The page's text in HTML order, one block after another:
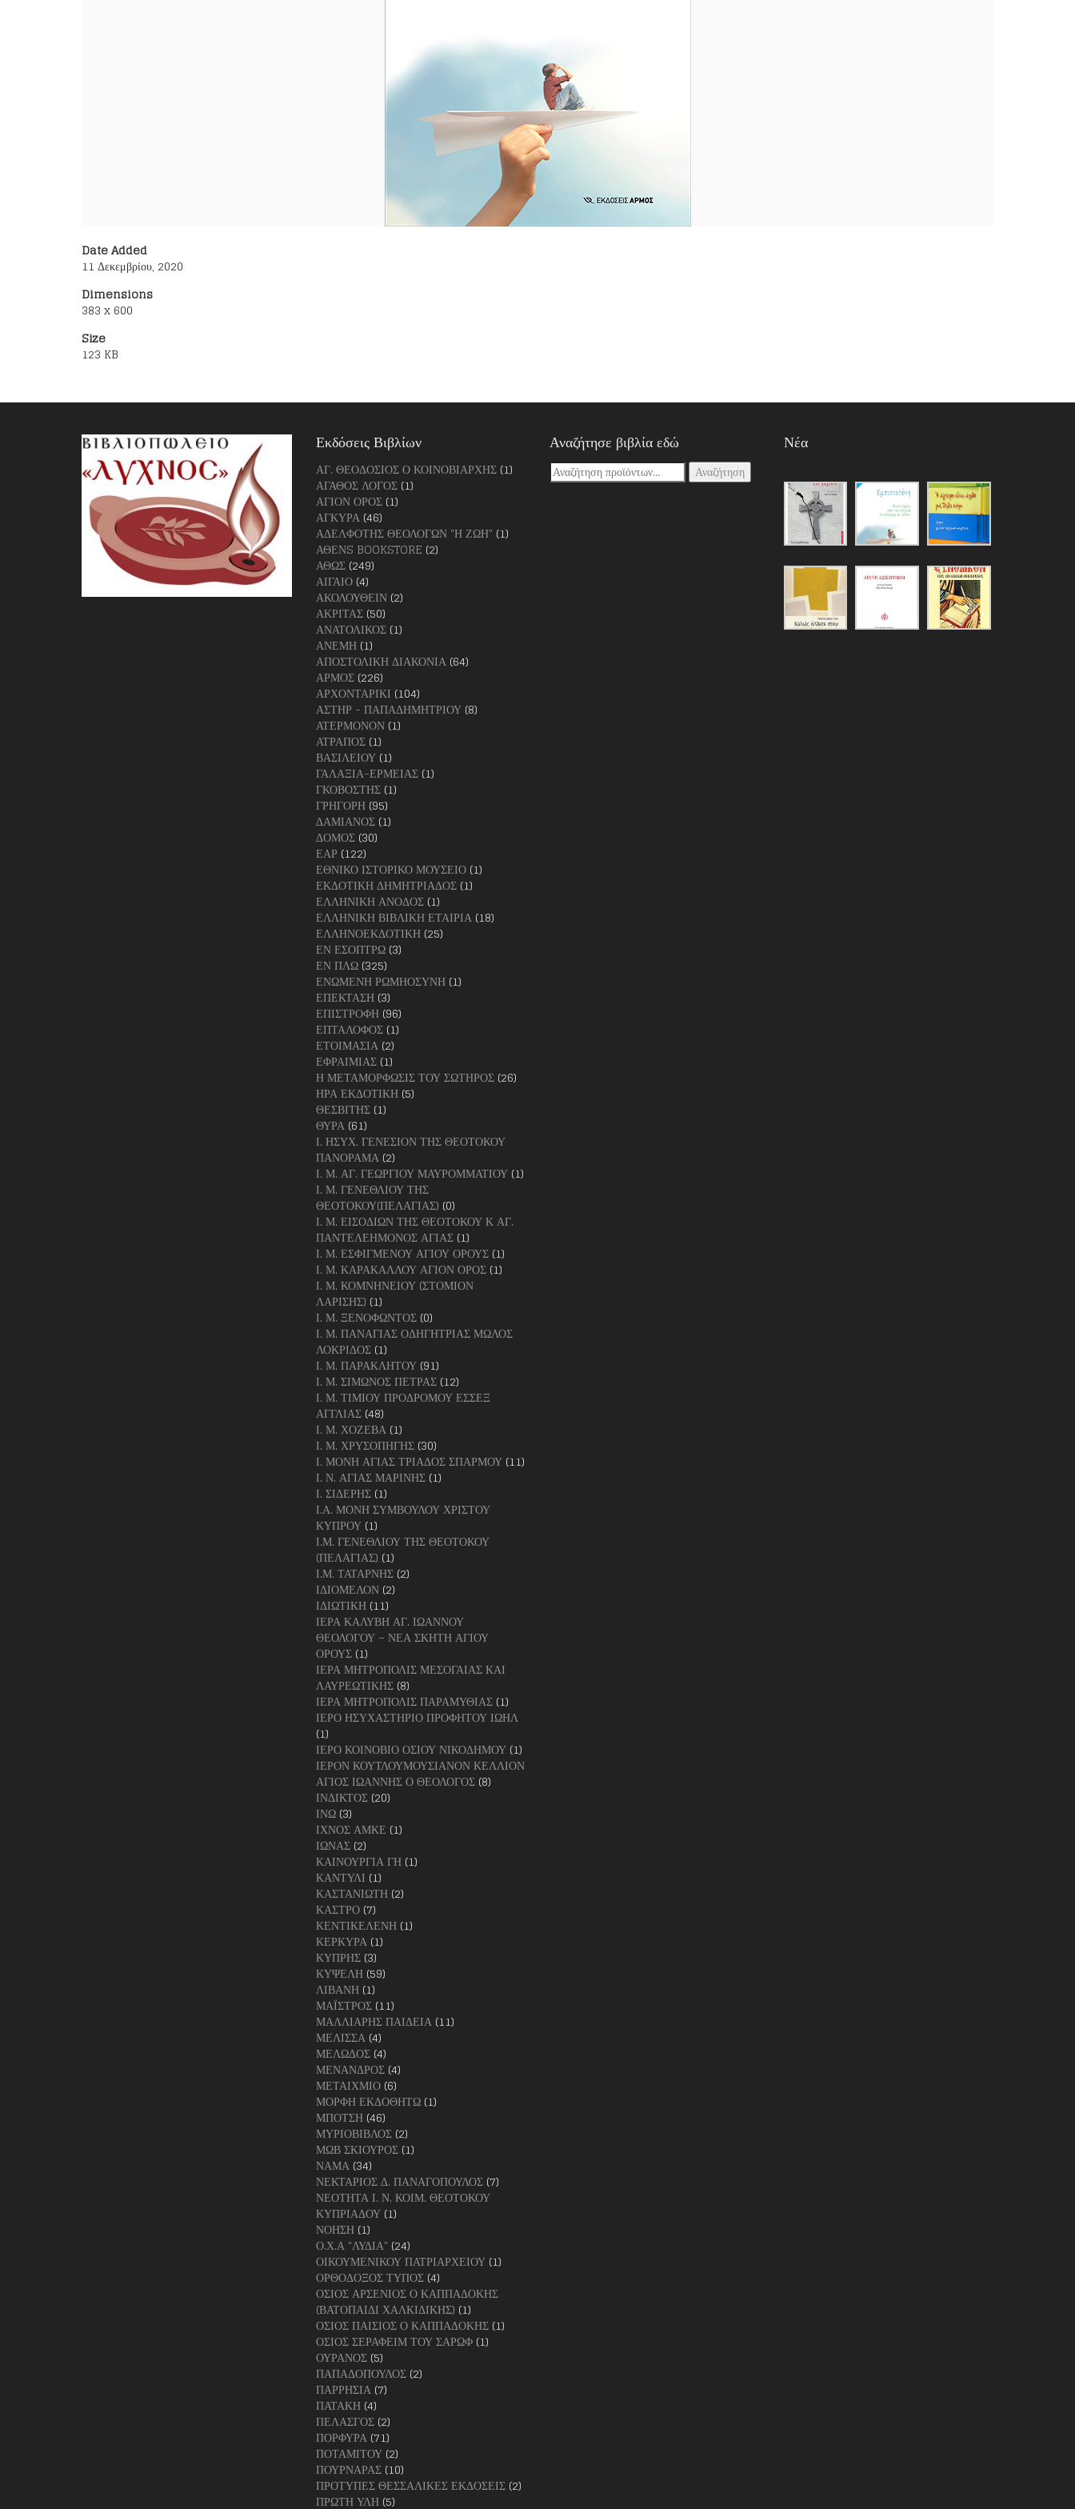
Date Added
11 Δεκεμβρίου, 2020
Dimensions
383 x 600
Size
123 KB
Εκδόσεις Βιβλίων
ΑΓ. ΘΕΟΔΟΣΙΟΣ Ο ΚΟΙΝΟΒΙΑΡΧΗΣ (1)
ΑΓΑΘΟΣ ΛΟΓΟΣ (1)
ΑΓΙΟΝ ΟΡΟΣ (1)
ΑΓΚΥΡΑ (46)
ΑΔΕΛΦΟΤΗΣ ΘΕΟΛΟΓΩΝ "Η ΖΩΗ" (1)
ΑΘΕΝS BOOKSTORE (2)
ΑΘΩΣ (249)
ΑΙΓΑΙΟ (4)
ΑΚΟΛΟΥΘΕΙΝ (2)
ΑΚΡΙΤΑΣ (50)
ΑΝΑΤΟΛΙΚΟΣ (1)
ΑΝΕΜΗ (1)
ΑΠΟΣΤΟΛΙΚΗ ΔΙΑΚΟΝΙΑ (64)
ΑΡΜΟΣ (226)
ΑΡΧΟΝΤΑΡΙΚΙ (104)
ΑΣΤΗΡ - ΠΑΠΑΔΗΜΗΤΡΙΟΥ (8)
ΑΤΕΡΜΟΝΟΝ (1)
ΑΤΡΑΠΟΣ (1)
ΒΑΣΙΛΕΙΟΥ (1)
ΓΑΛΑΞΙΑ-ΕΡΜΕΙΑΣ (1)
ΓΚΟΒΟΣΤΗΣ (1)
ΓΡΗΓΟΡΗ (95)
ΔΑΜΙΑΝΟΣ (1)
ΔΟΜΟΣ (30)
ΕΑΡ (122)
ΕΘΝΙΚΟ ΙΣΤΟΡΙΚΟ ΜΟΥΣΕΙΟ (1)
ΕΚΔΟΤΙΚΗ ΔΗΜΗΤΡΙΑΔΟΣ (1)
ΕΛΛΗΝΙΚΗ ΑΝΟΔΟΣ (1)
ΕΛΛΗΝΙΚΗ ΒΙΒΛΙΚΗ ΕΤΑΙΡΙΑ (18)
ΕΛΛΗΝΟΕΚΔΟΤΙΚΗ (25)
ΕΝ ΕΣΟΠΤΡΩ (3)
ΕΝ ΠΛΩ (325)
ΕΝΩΜΕΝΗ ΡΩΜΗΟΣΥΝΗ (1)
ΕΠΕΚΤΑΣΗ (3)
ΕΠΙΣΤΡΟΦΗ (96)
ΕΠΤΑΛΟΦΟΣ (1)
ΕΤΟΙΜΑΣΙΑ (2)
ΕΦΡΑΙΜΙΑΣ (1)
Η ΜΕΤΑΜΟΡΦΩΣΙΣ ΤΟΥ ΣΩΤΗΡΟΣ (26)
ΗΡΑ ΕΚΔΟΤΙΚΗ (5)
ΘΕΣΒΙΤΗΣ (1)
ΘΥΡΑ (61)
Ι. ΗΣΥΧ. ΓΕΝΕΣΙΟΝ ΤΗΣ ΘΕΟΤΟΚΟΥ
ΠΑΝΟΡΑΜΑ (2)
Ι. Μ. ΑΓ. ΓΕΩΡΓΙΟΥ ΜΑΥΡΟΜΜΑΤΙΟΥ (1)
Ι. Μ. ΓΕΝΕΘΛΙΟΥ ΤΗΣ
ΘΕΟΤΟΚΟΥ(ΠΕΛΑΓΙΑΣ) (0)
Ι. Μ. ΕΙΣΟΔΙΩΝ ΤΗΣ ΘΕΟΤΟΚΟΥ Κ ΑΓ.
ΠΑΝΤΕΛΕΗΜΟΝΟΣ ΑΓΙΑΣ (1)
Ι. Μ. ΕΣΦΙΓΜΕΝΟΥ ΑΓΙΟΥ ΟΡΟΥΣ (1)
Ι. Μ. ΚΑΡΑΚΑΛΛΟΥ ΑΓΙΟΝ ΟΡΟΣ (1)
Ι. Μ. ΚΟΜΝΗΝΕΙΟΥ (ΣΤΟΜΙΟΝ
ΛΑΡΙΣΗΣ) (1)
Ι. Μ. ΞΕΝΟΦΩΝΤΟΣ (0)
Ι. Μ. ΠΑΝΑΓΙΑΣ ΟΔΗΓΗΤΡΙΑΣ ΜΩΛΟΣ
ΛΟΚΡΙΔΟΣ (1)
Ι. Μ. ΠΑΡΑΚΛΗΤΟΥ (91)
Ι. Μ. ΣΙΜΩΝΟΣ ΠΕΤΡΑΣ (12)
Ι. Μ. ΤΙΜΙΟΥ ΠΡΟΔΡΟΜΟΥ ΕΣΣΕΞ
ΑΓΓΛΙΑΣ (48)
Ι. Μ. ΧΟΖΕΒΑ (1)
Ι. Μ. ΧΡΥΣΟΠΗΓΗΣ (30)
Ι. ΜΟΝΗ ΑΓΙΑΣ ΤΡΙΑΔΟΣ ΣΠΑΡΜΟΥ (11)
Ι. Ν. ΑΓΙΑΣ ΜΑΡΙΝΗΣ (1)
Ι. ΣΙΔΕΡΗΣ (1)
Ι.Α. ΜΟΝΗ ΣΥΜΒΟΥΛΟΥ ΧΡΙΣΤΟΥ
ΚΥΠΡΟΥ (1)
Ι.Μ. ΓΕΝΕΘΛΙΟΥ ΤΗΣ ΘΕΟΤΟΚΟΥ
(ΠΕΛΑΓΙΑΣ) (1)
Ι.Μ. ΤΑΤΑΡΝΗΣ (2)
ΙΔΙΟΜΕΛΟΝ (2)
ΙΔΙΩΤΙΚΗ (11)
ΙΕΡΑ ΚΑΛΥΒΗ ΑΓ. ΙΩΑΝΝΟΥ
ΘΕΟΛΟΓΟΥ – ΝΕΑ ΣΚΗΤΗ ΑΓΙΟΥ
ΟΡΟΥΣ (1)
ΙΕΡΑ ΜΗΤΡΟΠΟΛΙΣ ΜΕΣΟΓΑΙΑΣ ΚΑΙ
ΛΑΥΡΕΩΤΙΚΗΣ (8)
ΙΕΡΑ ΜΗΤΡΟΠΟΛΙΣ ΠΑΡΑΜΥΘΙΑΣ (1)
ΙΕΡΟ ΗΣΥΧΑΣΤΗΡΙΟ ΠΡΟΦΗΤΟΥ ΙΩΗΛ
(1)
ΙΕΡΟ ΚΟΙΝΟΒΙΟ ΟΣΙΟΥ ΝΙΚΟΔΗΜΟΥ (1)
ΙΕΡΟΝ ΚΟΥΤΛΟΥΜΟΥΣΙΑΝΟΝ ΚΕΛΛΙΟΝ
ΑΓΙΟΣ ΙΩΑΝΝΗΣ Ο ΘΕΟΛΟΓΟΣ (8)
ΙΝΔΙΚΤΟΣ (20)
ΙΝΩ (3)
ΙΧΝΟΣ ΑΜΚΕ (1)
ΙΩΝΑΣ (2)
ΚΑΙΝΟΥΡΓΙΑ ΓΗ (1)
ΚΑΝΤΥΛΙ (1)
ΚΑΣΤΑΝΙΩΤΗ (2)
ΚΑΣΤΡΟ (7)
ΚΕΝΤΙΚΕΛΕΝΗ (1)
ΚΕΡΚΥΡΑ (1)
ΚΥΠΡΗΣ (3)
ΚΥΨΕΛΗ (59)
ΛΙΒΑΝΗ (1)
ΜΑΪΣΤΡΟΣ (11)
ΜΑΛΛΙΑΡΗΣ ΠΑΙΔΕΙΑ (11)
ΜΕΛΙΣΣΑ (4)
ΜΕΛΩΔΟΣ (4)
ΜΕΝΑΝΔΡΟΣ (4)
ΜΕΤΑΙΧΜΙΟ (6)
ΜΟΡΦΗ ΕΚΔΟΘΗΤΩ (1)
ΜΠΟΤΣΗ (46)
ΜΥΡΙΟΒΙΒΛΟΣ (2)
ΜΩΒ ΣΚΙΟΥΡΟΣ (1)
ΝΑΜΑ (34)
ΝΕΚΤΑΡΙΟΣ Δ. ΠΑΝΑΓΟΠΟΥΛΟΣ (7)
ΝΕΟΤΗΤΑ Ι. Ν. ΚΟΙΜ. ΘΕΟΤΟΚΟΥ
ΚΥΠΡΙΑΔΟΥ (1)
ΝΟΗΣΗ (1)
Ο.Χ.Α "ΛΥΔΙΑ" (24)
ΟΙΚΟΥΜΕΝΙΚΟΥ ΠΑΤΡΙΑΡΧΕΙΟΥ (1)
ΟΡΘΟΔΟΞΟΣ ΤΥΠΟΣ (4)
ΟΣΙΟΣ ΑΡΣΕΝΙΟΣ Ο ΚΑΠΠΑΔΟΚΗΣ
(ΒΑΤΟΠΑΙΔΙ ΧΑΛΚΙΔΙΚΗΣ) (1)
ΟΣΙΟΣ ΠΑΙΣΙΟΣ Ο ΚΑΠΠΑΔΟΚΗΣ (1)
ΟΣΙΟΣ ΣΕΡΑΦΕΙΜ ΤΟΥ ΣΑΡΩΦ (1)
ΟΥΡΑΝΟΣ (5)
ΠΑΠΑΔΟΠΟΥΛΟΣ (2)
ΠΑΡΡΗΣΙΑ (7)
ΠΑΤΑΚΗ (4)
ΠΕΛΑΣΓΟΣ (2)
ΠΟΡΦΥΡΑ (71)
ΠΟΤΑΜΙΤΟΥ (2)
ΠΟΥΡΝΑΡΑΣ (10)
ΠΡΟΤΥΠΕΣ ΘΕΣΣΑΛΙΚΕΣ ΕΚΔΟΣΕΙΣ (2)
ΠΡΩΤΗ ΥΛΗ (5)
Αναζήτησε βιβλία εδώ
Αναζήτηση
για:
Αναζήτηση
Νέα